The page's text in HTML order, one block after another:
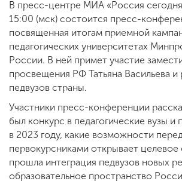
В пресс-центре МИА «Россия
15:00 (мск) состоится пресс-
посвященная итогам приемной
педагогических университетах
России. В ней примет участие
просвещения РФ Татьяна Васильева
педвузов страны.
Участники пресс-конференции
был конкурс в педагогические вузы и
в 2023 году, какие возможности перед
первокурсниками открывает целевое
прошла интеграция педвузов новых
образовательное пространство